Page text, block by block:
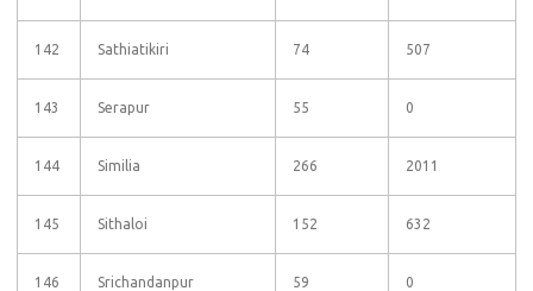
142 Sathiatikiri 74 507
143 Serapur 55 0
144 Similia 266 2011
145 Sithaloi 152 632
146 Srichandanpur 59 0